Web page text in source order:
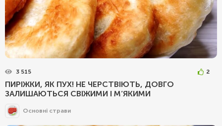
3 515 2
ПИРІЖКИ, ЯК ПУХ! НЕ ЧЕРСТВІЮТЬ, ДОВГО
ЗАЛИШАЮТЬСЯ СВІЖИМИ І М’ЯКИМИ
Основні страви